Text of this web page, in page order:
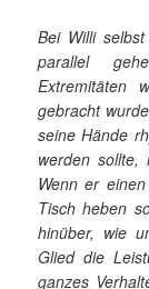
Bei Willi
parallel
Extremitäten
gebracht
seine Hände
werden sollte,
Wenn er
Tisch heben
hinüber, wie
Glied die
ganzes